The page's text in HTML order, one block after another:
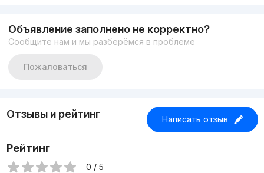
Объявление заполнено не корректно?
Сообщите нам и мы разберёмся в проблеме
Пожаловаться
Отзывы и рейтинг Написать отзыв
Рейтинг
0 / 5